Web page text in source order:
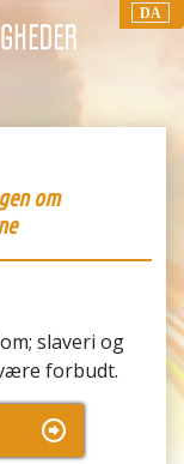
DA
om
slaveri og
forbudt.